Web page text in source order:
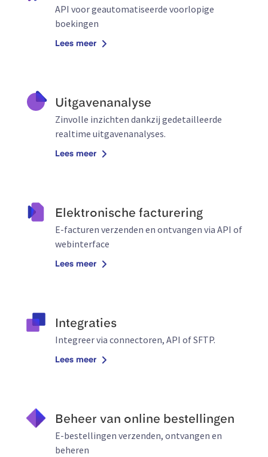
API voor geautomatiseerde voorlopige
boekingen
Lees meer
Uitgavenanalyse
Zinvolle inzichten dankzij gedetailleerde
realtime uitgavenanalyses.
Lees meer
Elektronische facturering
E-facturen verzenden en ontvangen via API of
webinterface
Lees meer
Integraties
Integreer via connectoren, API of SFTP.
Lees meer
Beheer van online bestellingen
E-bestellingen verzenden, ontvangen en
beheren